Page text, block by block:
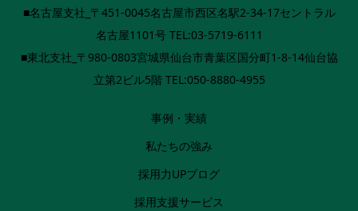
■名古屋支社_〒451-0045名古屋市西区名駅2-34-17セントラル
名古屋1101号 TEL:03-5719-6111
■東北支社_〒980-0803宮城県仙台市青葉区国分町1-8-14仙台協
立第2ビル5階 TEL:050-8880-4955
事例・実績
私たちの強み
採用力UPブログ
採用支援サービス